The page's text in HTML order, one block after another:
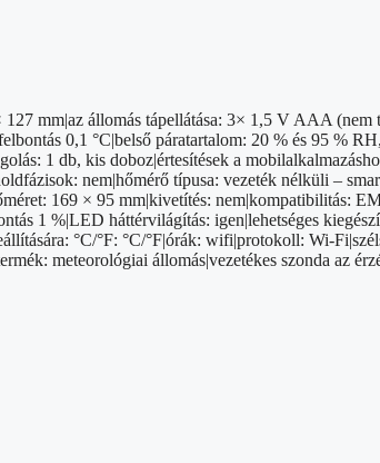
mm|az állomás tápellátása: 3× 1,5 V AAA (nem
0,1 °C|belső páratartalom: 20 % és 95 %
1 db, kis doboz|értesítések a
nem|hőmérő típusa: vezeték nélküli –
169 × 95 mm|kivetítés: nem|kompatibilitás:
1 %|LED háttérvilágítás: igen|lehetséges
°C/°F: °C/°F|órák: wifi|protokoll: Wi-
meteorológiai állomás|vezetékes szonda az